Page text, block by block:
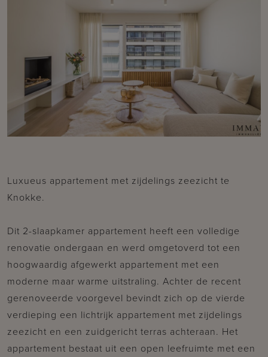
Luxueus appartement met zijdelings zeezicht te
Knokke.
Dit 2-slaapkamer appartement heeft een volledige
renovatie ondergaan en werd omgetoverd tot een
hoogwaardig afgewerkt appartement met een
moderne maar warme uitstraling. Achter de recent
gerenoveerde voorgevel bevindt zich op de vierde
verdieping een lichtrijk appartement met zijdelings
zeezicht en een zuidgericht terras achteraan. Het
appartement bestaat uit een open leefruimte met een